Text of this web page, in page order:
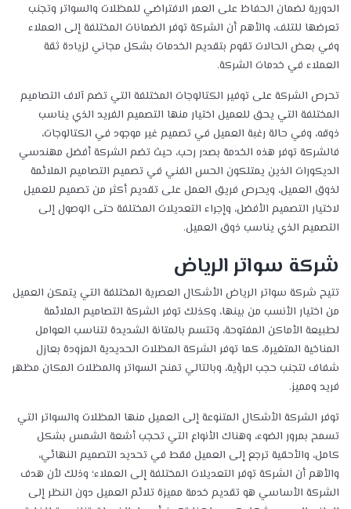
الدورية لضمان الحفاظ على العمر الافتراضي للمظلات والسواتر وتجنب
تعرضها للتلف، والأهم أن الشركة توفر الضمانات المختلفة إلى العملاء
وفي بعض الحالات تقوم بتقديم الخدمات بشكل مجاني لزيادة ثقة
العملاء في خدمات الشركة.
تحرص الشركة على توفير الكتالوجات المختلفة التي تضم آلاف التصاميم
المختلفة التي يحق للعميل اختيار منها التصميم الفريد الذي يناسب
ذوقه، وفي حالة رغبة العميل في تصميم غير موجود في الكتالوجات،
فالشركة توفر هذه الخدمة بصدر رحب، حيث تضم الشركة أفضل مهندسي
الديكورات الذين يمتلكون الحس الفني في تصميم التصاميم الملائمة
لذوق العميل، ويحرص فريق العمل على تقديم أكثر من تصميم للعميل
لاختيار التصميم الأفضل، وإجراء التعديلات المختلفة حتى الوصول إلى
التصميم الذي يناسب ذوق العميل.
شركة سواتر الرياض
تتيح شركة سواتر الرياض الأشكال العصرية المختلفة التي يتمكن العميل
من اختيار الأنسب من بينها، وكذلك توفر الشركة التصاميم الملائمة
لطبيعة الأماكن المفتوحة، وتتسم بالمتانة الشديدة لتناسب العوامل
المناخية المتغيرة، كما توفر الشركة المظلات الحديدية المزودة بعازل
شفاف لتجنب حجب الرؤية، وبالتالي تمنح السواتر والمظلات المكان مظهر
فريد ومميز.
توفر الشركة الأشكال المتنوعة إلى العميل منها المظلات والسواتر التي
تسمح بمرور الضوء، وهناك الأنواع التي تحجب أشعة الشمس بشكل
كامل، والأحقية ترجع إلى العميل فقط في تحديد التصميم النهائي،
والأهم أن الشركة توفر التعديلات المختلفة إلى العملاء؛ وذلك لأن هدف
الشركة الأساسي هو تقديم خدمة مميزة تلائم العميل دون النظر إلى